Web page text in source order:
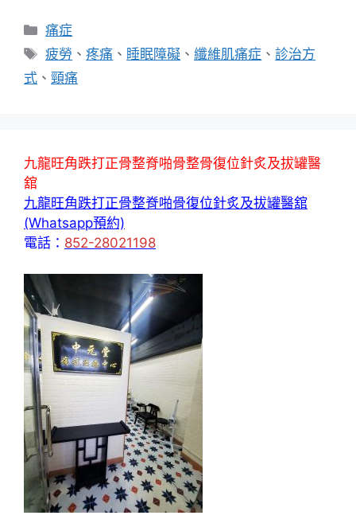
分
類
痛症
標
籤
疲勞 、疼痛 、 睡眠障礙 、纖維肌痛症 、診治方
式 、 頸痛
九龍旺角跌打正骨整脊啪骨整骨復位針炙及拔罐醫
舘
九龍旺角跌打正骨整脊啪骨復位針炙及拔罐醫舘
(Whatsapp預約)
電話： 852-28021198